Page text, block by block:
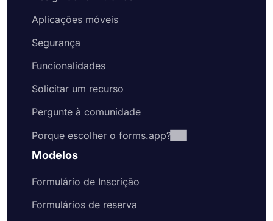
Aplicações móveis
Segurança
Funcionalidades
Solicitar um recurso
Pergunte à comunidade
Porque escolher o forms.app?
Modelos
Formulário de Inscrição
Formulários de reserva